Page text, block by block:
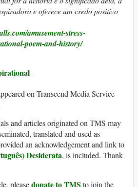
e oferece um credo positivo
amusement-stress-
poem-and-history/
on Transcend Media Service
and articles originated on TMS may
translated and used as
an acknowledgement and link to
Desiderata, is included. Thank
pleasedonate to TMS to join the